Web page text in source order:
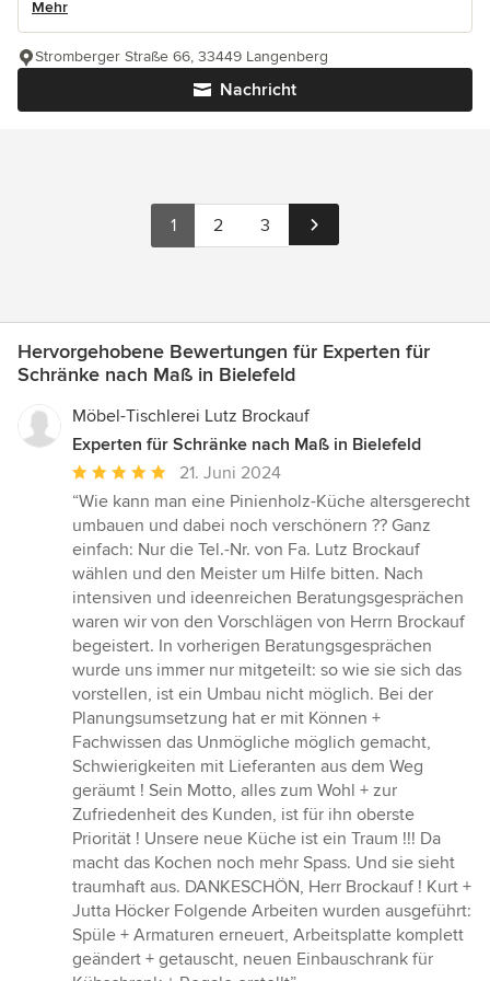
Mehr
Nachricht
Stromberger Straße 66, 33449 Langenberg
1 2 3
Hervorgehobene Bewertungen für Experten für
Schränke nach Maß in Bielefeld
Möbel-Tischlerei Lutz Brockauf
Experten für Schränke nach Maß in Bielefeld
Durchschnittliche
Bewertung:
5
von
5
Sternen
21. Juni 2024
“Wie kann man eine Pinienholz-Küche altersgerecht
umbauen und dabei noch verschönern ?? Ganz
einfach: Nur die Tel.-Nr. von Fa. Lutz Brockauf
wählen und den Meister um Hilfe bitten. Nach
intensiven und ideenreichen Beratungsgesprächen
waren wir von den Vorschlägen von Herrn Brockauf
begeistert. In vorherigen Beratungsgesprächen
wurde uns immer nur mitgeteilt: so wie sie sich das
vorstellen, ist ein Umbau nicht möglich. Bei der
Planungsumsetzung hat er mit Können +
Fachwissen das Unmögliche möglich gemacht,
Schwierigkeiten mit Lieferanten aus dem Weg
geräumt ! Sein Motto, alles zum Wohl + zur
Zufriedenheit des Kunden, ist für ihn oberste
Priorität ! Unsere neue Küche ist ein Traum !!! Da
macht das Kochen noch mehr Spass. Und sie sieht
traumhaft aus. DANKESCHÖN, Herr Brockauf ! Kurt +
Jutta Höcker Folgende Arbeiten wurden ausgeführt:
Spüle + Armaturen erneuert, Arbeitsplatte komplett
geändert + getauscht, neuen Einbauschrank für